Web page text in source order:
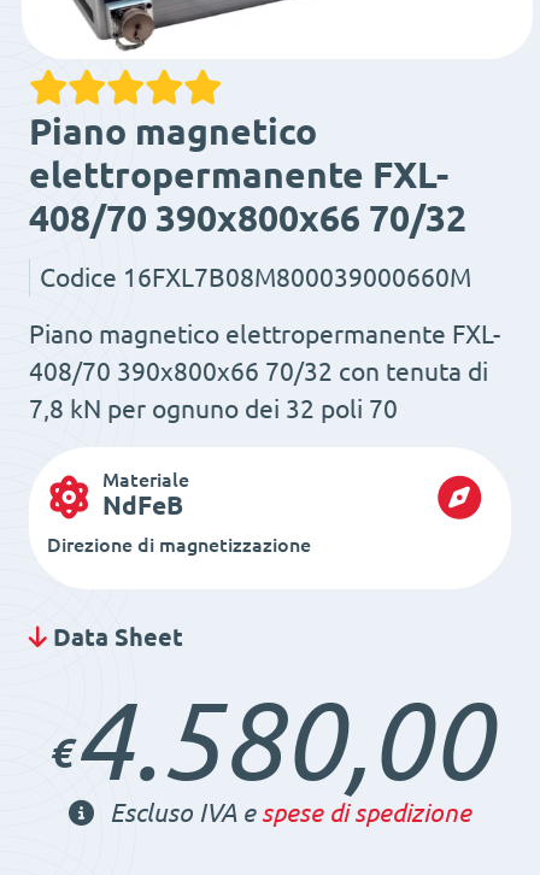
Piano magnetico
elettropermanente FXL-
408/70 390x800x66 70/32
Codice 16FXL7B08M800039000660M
Piano magnetico elettropermanente FXL-
408/70 390x800x66 70/32 con tenuta di
7,8 kN per ognuno dei 32 poli 70
Materiale
NdFeB
Direzione di magnetizzazione
Data Sheet
€4.580,00
Escluso IVA e spese di spedizione